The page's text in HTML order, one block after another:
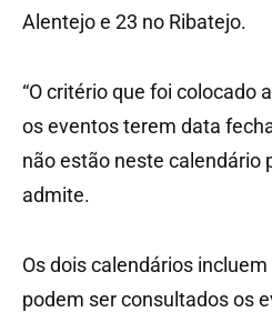
Alentejo e 23 no Ribatejo.
“O critério que foi colocado
os eventos terem data
não estão neste calendário
admite.
Os dois calendários incluem
podem ser consultados os